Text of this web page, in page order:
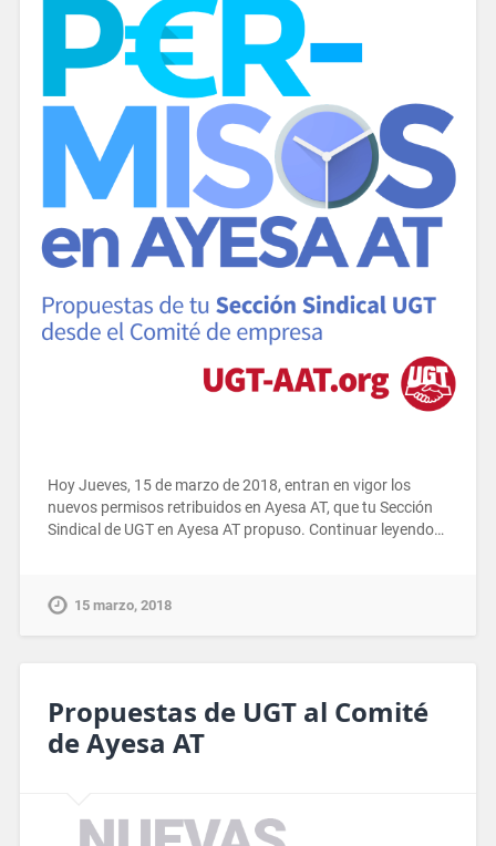
Hoy Jueves, 15 de marzo de 2018, entran en vigor los
nuevos permisos retribuidos en Ayesa AT, que tu Sección
Sindical de UGT en Ayesa AT propuso. Continuar leyendo…
15 marzo, 2018
Propuestas de UGT al Comité
de Ayesa AT